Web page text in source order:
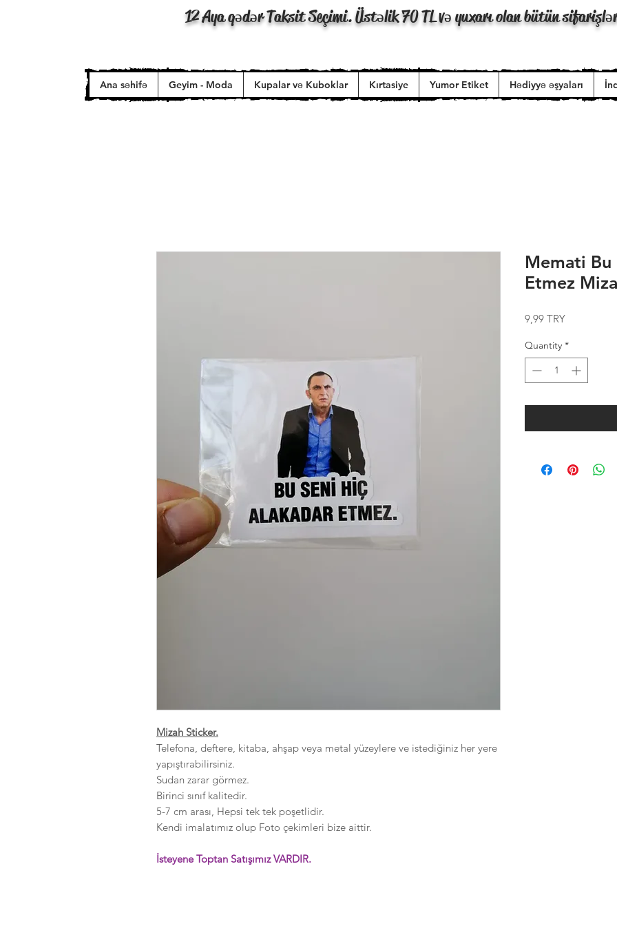
12 Aya qədər Taksit Seçimi. Üstəlik 70 TL və yuxarı olan bütün
Ana səhifə Geyim - Moda Kupalar və Kuboklar Kırtasiye Yumor Etiket Hədiyyə əşyaları
Mizah Sticker.
Telefona, deftere, kitaba, ahşap veya metal yüzeylere ve istediğiniz her yere
yapıştırabilirsiniz.
Sudan zarar görmez.
Birinci sınıf kalitedir.
5-7 cm arası, Hepsi tek tek poşetlidir.
Kendi imalatımız olup Foto çekimleri bize aittir.
İsteyene Toptan Satışımız VARDIR.
Memati Bu
Etmez
9,99 TRYPrice
Quantity *